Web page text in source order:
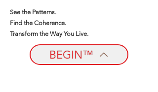
See the Patterns.
Find the Coherence.
Transform the Way You Live.
BEGIN™